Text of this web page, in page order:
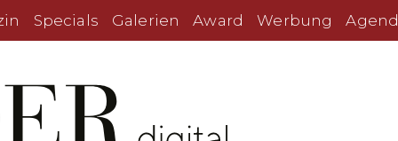
Specials Galerien Award Werbung